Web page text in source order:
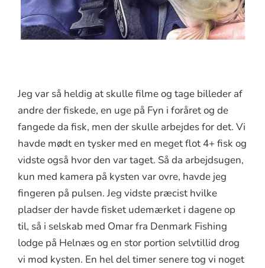
Jeg var så heldig at skulle filme og tage billeder af
andre der fiskede, en uge på Fyn i foråret og de
fangede da fisk, men der skulle arbejdes for det. Vi
havde mødt en tysker med en meget flot 4+ fisk og
vidste også hvor den var taget. Så da arbejdsugen,
kun med kamera på kysten var ovre, havde jeg
fingeren på pulsen. Jeg vidste præcist hvilke
pladser der havde fisket udemærket i dagene op
til, så i selskab med Omar fra Denmark Fishing
lodge på Helnæs og en stor portion selvtillid drog
vi mod kysten. En hel del timer senere tog vi noget